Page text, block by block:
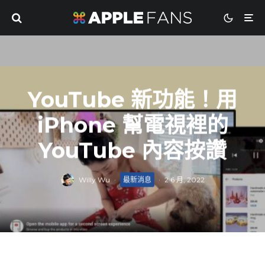
YouTube 新功能！用
iPhone 幫電視裡的
YouTube 內容按讚
Willy Wu · 最新消息 · 2 6 月, 2022